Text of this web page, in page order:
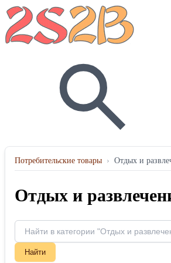
Потребительские товары › Отдых и
Отдых и
Найти